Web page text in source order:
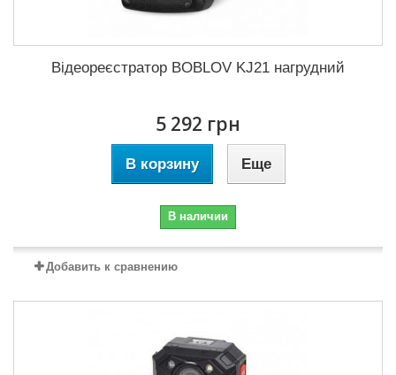
Відеореєстратор BOBLOV KJ21 нагрудний
5 292 грн
В корзину Еще
В наличии
Добавить к сравнению